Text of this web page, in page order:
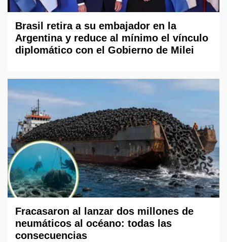
Brasil retira a su embajador en la
Argentina y reduce al mínimo el vínculo
diplomático con el Gobierno de Milei
Fracasaron al lanzar dos millones de
neumáticos al océano: todas las
consecuencias